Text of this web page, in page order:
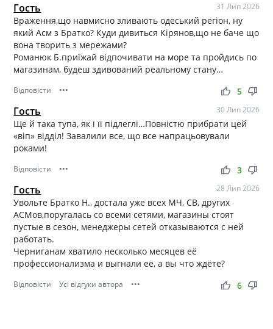
Гость 31 Лип 2026
Враження,що навмисно зливають одеський регіон, ну
який Асм з Братко? Куди дивиться Кірянов,що не баче що
вона творить з мережами?
Романюк Б.приїжай відпочивати на море та пройдись по
магазинам, будеш здивований реальному стану…
Відповісти ••• thumb_up thumb_down
5
Гость 30 Лип 2026
Ще й така тупа, як і її підлеглі…Повністю прибрати цей
«віп» відділ! Завалили все, що все напрацьовували
роками!
Відповісти ••• thumb_up thumb_down
3
Гость 28 Лип 2026
Увольте Братко Н., достала уже всех МЧ, СВ, других
АСМов,поругалась со всеми сетями, магазины стоят
пустые в сезон, менеджеры сетей отказываются с ней
работать.
Черниганам хватило несколько месяцев её
профессионализма и выгнали её, а вы что ждёте?
Відповісти Усі відгуки автора ••• thumb_up thumb_down
6